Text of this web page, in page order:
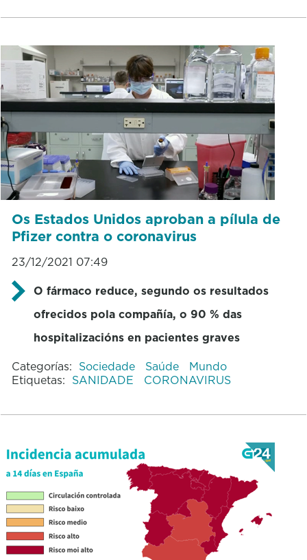
Os Estados Unidos aproban a pílula de
Pfizer contra o coronavirus
23/12/2021 07:49
O fármaco reduce, segundo os resultados
ofrecidos pola compañía, o 90 % das
hospitalizacións en pacientes graves
Categorías: Sociedade Saúde
Mundo
Etiquetas: SANIDADE CORONAVIRUS